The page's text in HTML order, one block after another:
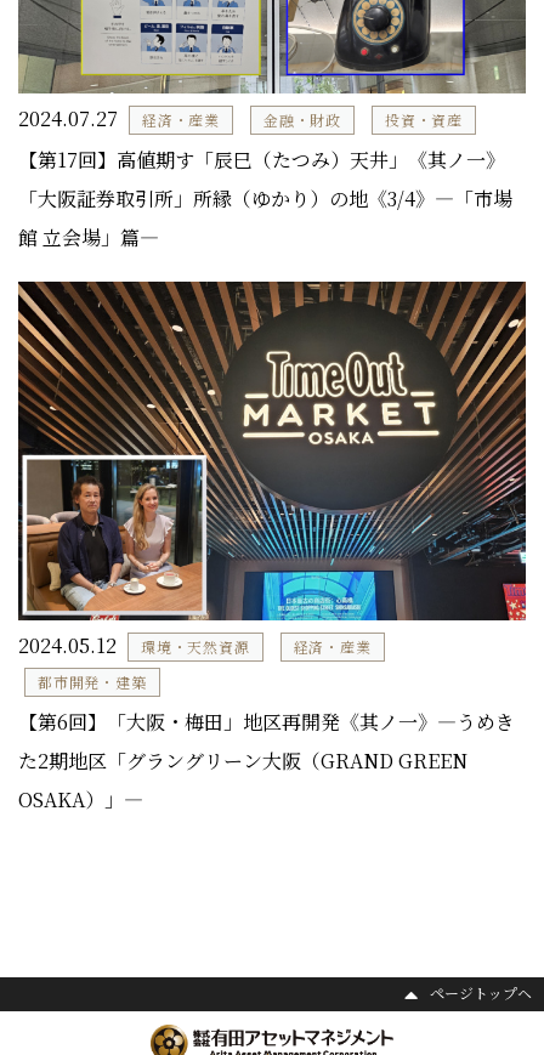
2024.07.27 経済・産業 金融・財政 投資・資産
【第17回】高値期す「辰巳（たつみ）天井」《其ノ一》
「大阪証券取引所」所縁（ゆかり）の地《3/4》―「市場
館 立会場」篇―
2024.05.12 環境・天然資源
経済・産業
都市開発・建築
【第6回】「大阪・梅田」地区再開発《其ノ一》―うめき
た2期地区「グラングリーン大阪（GRAND GREEN
OSAKA）」―
ページトップヘ